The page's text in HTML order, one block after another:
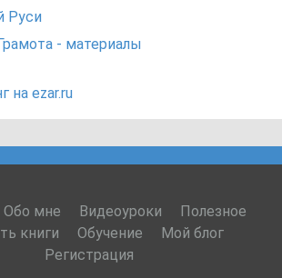
Руси
- материалы
на ezar.ru
Обо мне Видеоуроки
Полезное
книги
Обучение
Мой блог
Регистрация